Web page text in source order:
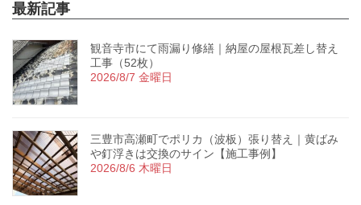
最新記事
観音寺市にて雨漏り修繕｜納屋の屋根瓦差し替え
工事（52枚）
2026/8/7 金曜日
三豊市高瀬町でポリカ（波板）張り替え｜黄ばみ
や釘浮きは交換のサイン【施工事例】
2026/8/6 木曜日